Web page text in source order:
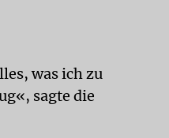
was ich zu
sagte die